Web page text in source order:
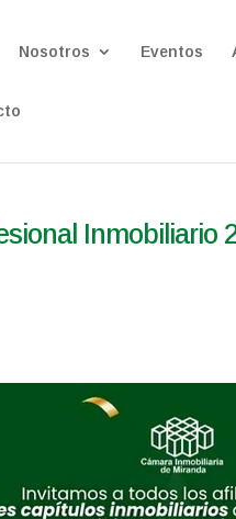
Nosotros Eventos
Inmobiliario